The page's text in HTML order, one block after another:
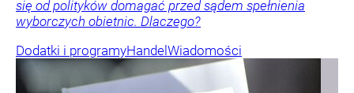
się od polityków domagać przed sądem spełnienia
wyborczych obietnic. Dlaczego?
Dodatki i programyHandelWiadomości